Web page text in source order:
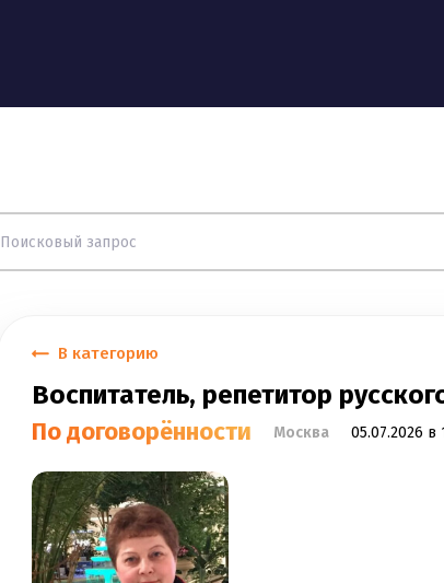
В категорию
Воспитатель, репетитор
По договорённости Москва 05.07.2026 в